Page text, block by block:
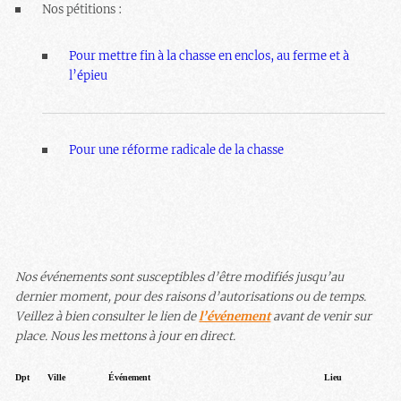
Nos pétitions :
Pour mettre fin à la chasse en enclos, au ferme et à
l’épieu
Pour une réforme radicale de la chasse
Nos événements sont susceptibles d’être modifiés jusqu’au
dernier moment, pour des raisons d’autorisations ou de temps.
Veillez à bien consulter le lien del’événementavant de venir sur
place. Nous les mettons à jour en direct.
Dpt Ville Événement Lieu